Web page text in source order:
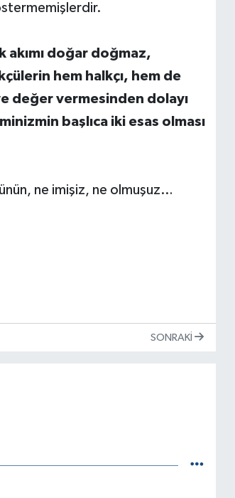
doğar doğmaz,
hem halkçı, hem de
değer vermesinden dolayı
başlıca iki esas olması
ne imişiz, ne olmuşuz…
SONRAKI